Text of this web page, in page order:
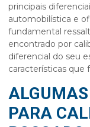
principais
automobilística e
fundamental
encontrado por
diferencial do seu
características que
PARA